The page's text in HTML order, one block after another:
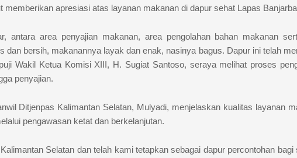
apresiasi atas layanan makanan di dapur sehat Lapas
antara area penyajian makanan, area pengolahan bahan makanan
dan bersih, makanannya layak dan enak, nasinya bagus. Dapur ini telah
Wakil Ketua Komisi XIII, H. Sugiat Santoso, seraya melihat proses
penyajian.
Ditjenpas Kalimantan Selatan, Mulyadi, menjelaskan kualitas layanan
pengawasan ketat dan berkelanjutan.
Selatan dan telah kami tetapkan sebagai dapur percontohan bagi